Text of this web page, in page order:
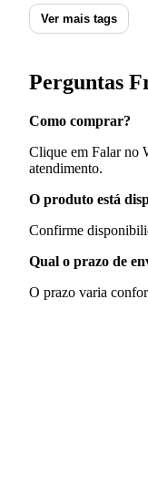
Ver mais tags
Perguntas
Como comprar?
Clique em Falar no
atendimento.
O produto está
Confirme
Qual o prazo de
O prazo varia